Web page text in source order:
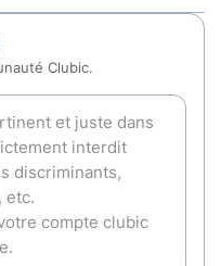
Clubic.